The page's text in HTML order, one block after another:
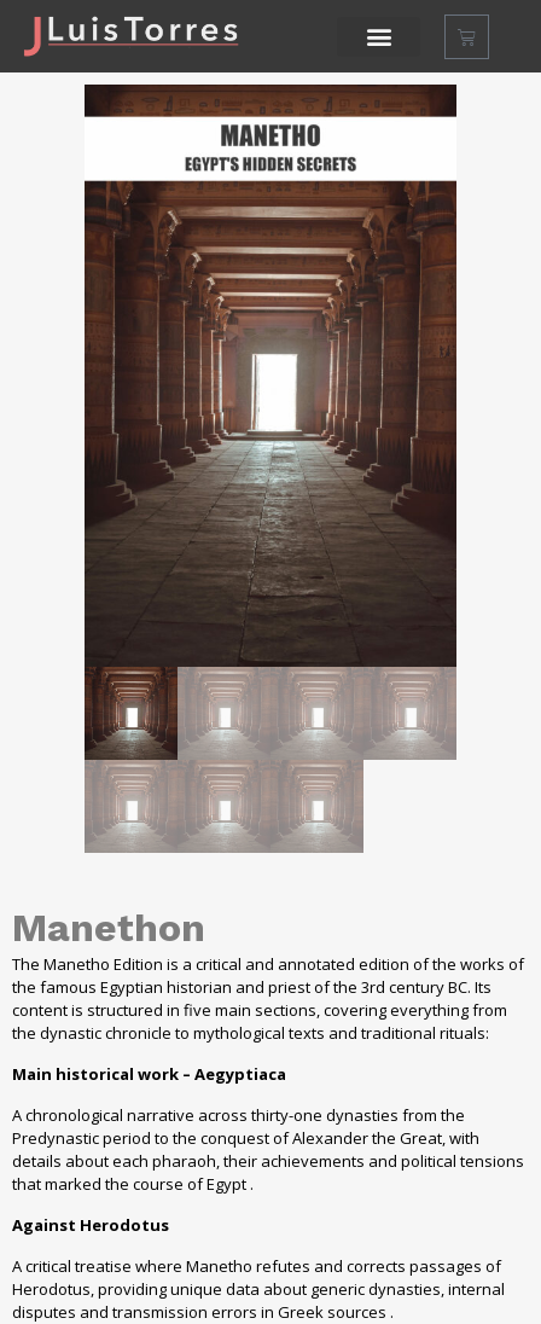
Manethon
The Manetho Edition is a critical and annotated edition of the works of
the famous Egyptian historian and priest of the 3rd century BC. Its
content is structured in five main sections, covering everything from
the dynastic chronicle to mythological texts and traditional rituals:
Main historical work – Aegyptiaca
A chronological narrative across thirty-one dynasties from the
Predynastic period to the conquest of Alexander the Great, with
details about each pharaoh, their achievements and political tensions
that marked the course of Egypt .
Against Herodotus
A critical treatise where Manetho refutes and corrects passages of
Herodotus, providing unique data about generic dynasties, internal
disputes and transmission errors in Greek sources .